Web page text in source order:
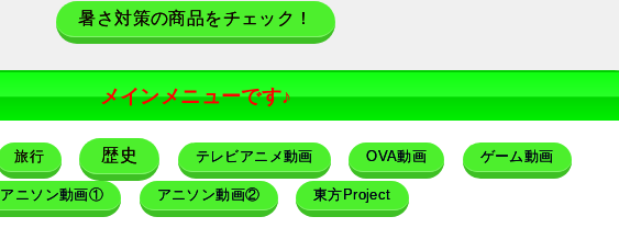
暑さ対策の商品をチェック！
メインメニューです♪
旅行 歴史 テレビアニメ動画 OVA動画 ゲーム動画
アニソン動画① アニソン動画② 東方Project